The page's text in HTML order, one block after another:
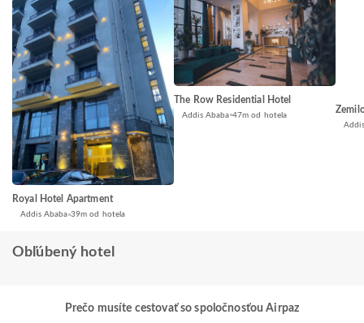
Royal Hotel Apartment
Addis Ababa 39m od hotela
The Row Residential Hotel
Addis Ababa 47m od hotela
Obľúbený hotel
Prečo musíte cestovať so spoločnosťou Airpaz